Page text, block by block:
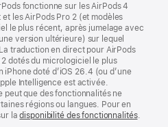
fonctionne sur les AirPods 4
les AirPods Pro 2 (et modèles
le plus récent, après jumelage avec
version ultérieure) sur lequel
traduction en direct pour AirPods
dotés du micrologiciel le plus
doté d’iOS 26.4 (ou d’une
Intelligence est activée.
peut que des fonctionnalités ne
régions ou langues. Pour en
ladisponibilité des fonctionnalités.